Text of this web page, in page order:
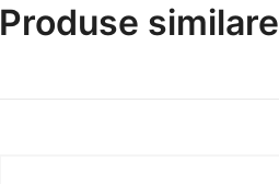
Produse similare